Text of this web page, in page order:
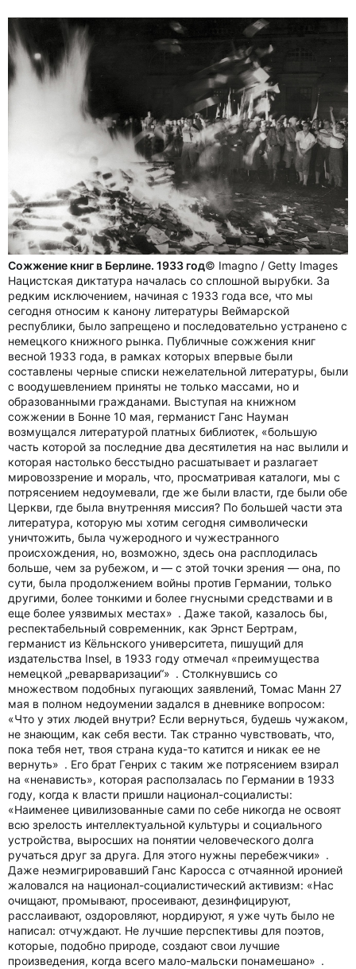
Сожжение книг в Берлине. 1933 год© Imagno / Getty Images
Нацистская диктатура началась со сплошной вырубки. За
редким исключением, начиная с 1933 года все, что мы
сегодня относим к канону литературы Веймарской
республики, было запрещено и последовательно устранено с
немецкого книжного рынка. Публичные сожжения книг
весной 1933 года, в рамках которых впервые были
составлены черные списки нежелательной литературы, были
с воодушевлением приняты не только массами, но и
образованными гражданами. Выступая на книжном
сожжении в Бонне 10 мая, германист Ганс Науман
возмущался литературой платных библиотек, «большую
часть которой за последние два десятилетия на нас вылили и
которая настолько бесстыдно расшатывает и разлагает
мировоззрение и мораль, что, просматривая каталоги, мы с
потрясением недоумевали, где же были власти, где были обе
Церкви, где была внутренняя миссия? По большей части эта
литература, которую мы хотим сегодня символически
уничтожить, была чужеродного и чужестранного
происхождения, но, возможно, здесь она расплодилась
больше, чем за рубежом, и — с этой точки зрения — она, по
сути, была продолжением войны против Германии, только
другими, более тонкими и более гнусными средствами и в
еще более уязвимых местах» . Даже такой, казалось бы,
респектабельный современник, как Эрнст Бертрам,
германист из Кёльнского университета, пишущий для
издательства Insel, в 1933 году отмечал «преимущества
немецкой „реварваризации“» . Столкнувшись со
множеством подобных пугающих заявлений, Томас Манн 27
мая в полном недоумении задался в дневнике вопросом:
«Что у этих людей внутри? Если вернуться, будешь чужаком,
не знающим, как себя вести. Так странно чувствовать, что,
пока тебя нет, твоя страна куда-то катится и никак ее не
вернуть» . Его брат Генрих с таким же потрясением взирал
на «ненависть», которая расползалась по Германии в 1933
году, когда к власти пришли национал-социалисты:
«Наименее цивилизованные сами по себе никогда не освоят
всю зрелость интеллектуальной культуры и социального
устройства, выросших на понятии человеческого долга
ручаться друг за друга. Для этого нужны перебежчики» .
Даже неэмигрировавший Ганс Каросса с отчаянной иронией
жаловался на национал-социалистический активизм: «Нас
очищают, промывают, просеивают, дезинфицируют,
расслаивают, оздоровляют, нордируют, я уже чуть было не
написал: отчуждают. Не лучшие перспективы для поэтов,
которые, подобно природе, создают свои лучшие
произведения, когда всего мало-мальски понамешано» .